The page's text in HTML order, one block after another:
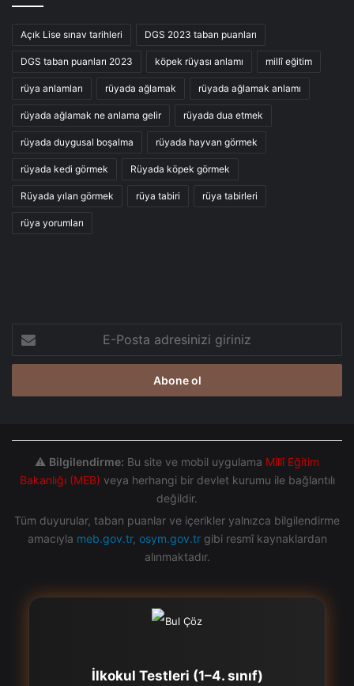
Açık Lise sınav tarihleri DGS 2023 taban puanları
DGS taban puanları 2023 köpek rüyası anlamı millî eğitim
rüya anlamları rüyada ağlamak rüyada ağlamak anlamı
rüyada ağlamak ne anlama gelir rüyada dua etmek
rüyada duygusal boşalma rüyada hayvan görmek
rüyada kedi görmek Rüyada köpek görmek
Rüyada yılan görmek rüya tabiri rüya tabirleri
rüya yorumları
Posta
adresinizi
⚠️ Bilgilendirme: Bu site ve mobil uygulama Millî Eğitim
Bakanlığı (MEB) veya herhangi bir devlet kurumu ile bağlantılı
değildir.
Tüm duyurular, taban puanlar ve içerikler yalnızca bilgilendirme
amacıyla meb.gov.tr, osym.gov.trgibi resmî kaynaklardan
alınmaktadır.
İlkokul Testleri (1–4. sınıf)